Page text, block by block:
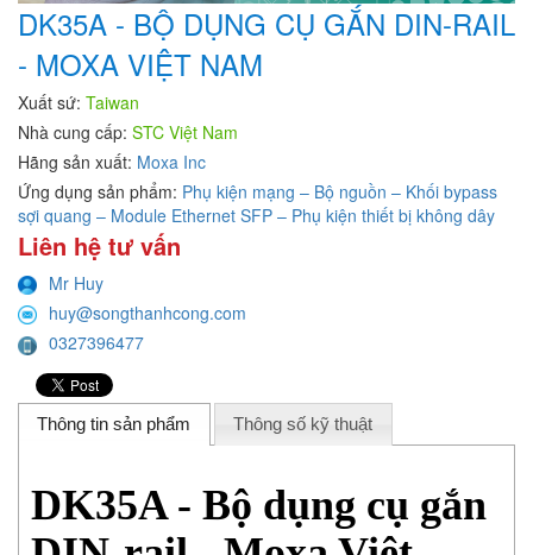
DK35A - BỘ DỤNG CỤ GẮN DIN-RAIL
- MOXA VIỆT NAM
Xuất sứ: Taiwan
Nhà cung cấp: STC Việt Nam
Hãng sản xuất: Moxa Inc
Ứng dụng sản phẩm: Phụ kiện mạng – Bộ nguồn – Khối bypass
sợi quang – Module Ethernet SFP – Phụ kiện thiết bị không dây
Liên hệ tư vấn
Mr Huy
huy@songthanhcong.com
0327396477
Thông tin sản phẩm Thông số kỹ thuật
DK35A - Bộ dụng cụ gắn